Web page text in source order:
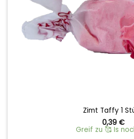
Zimt Taffy 1
0,39 €
Greif zu 🥰 Is